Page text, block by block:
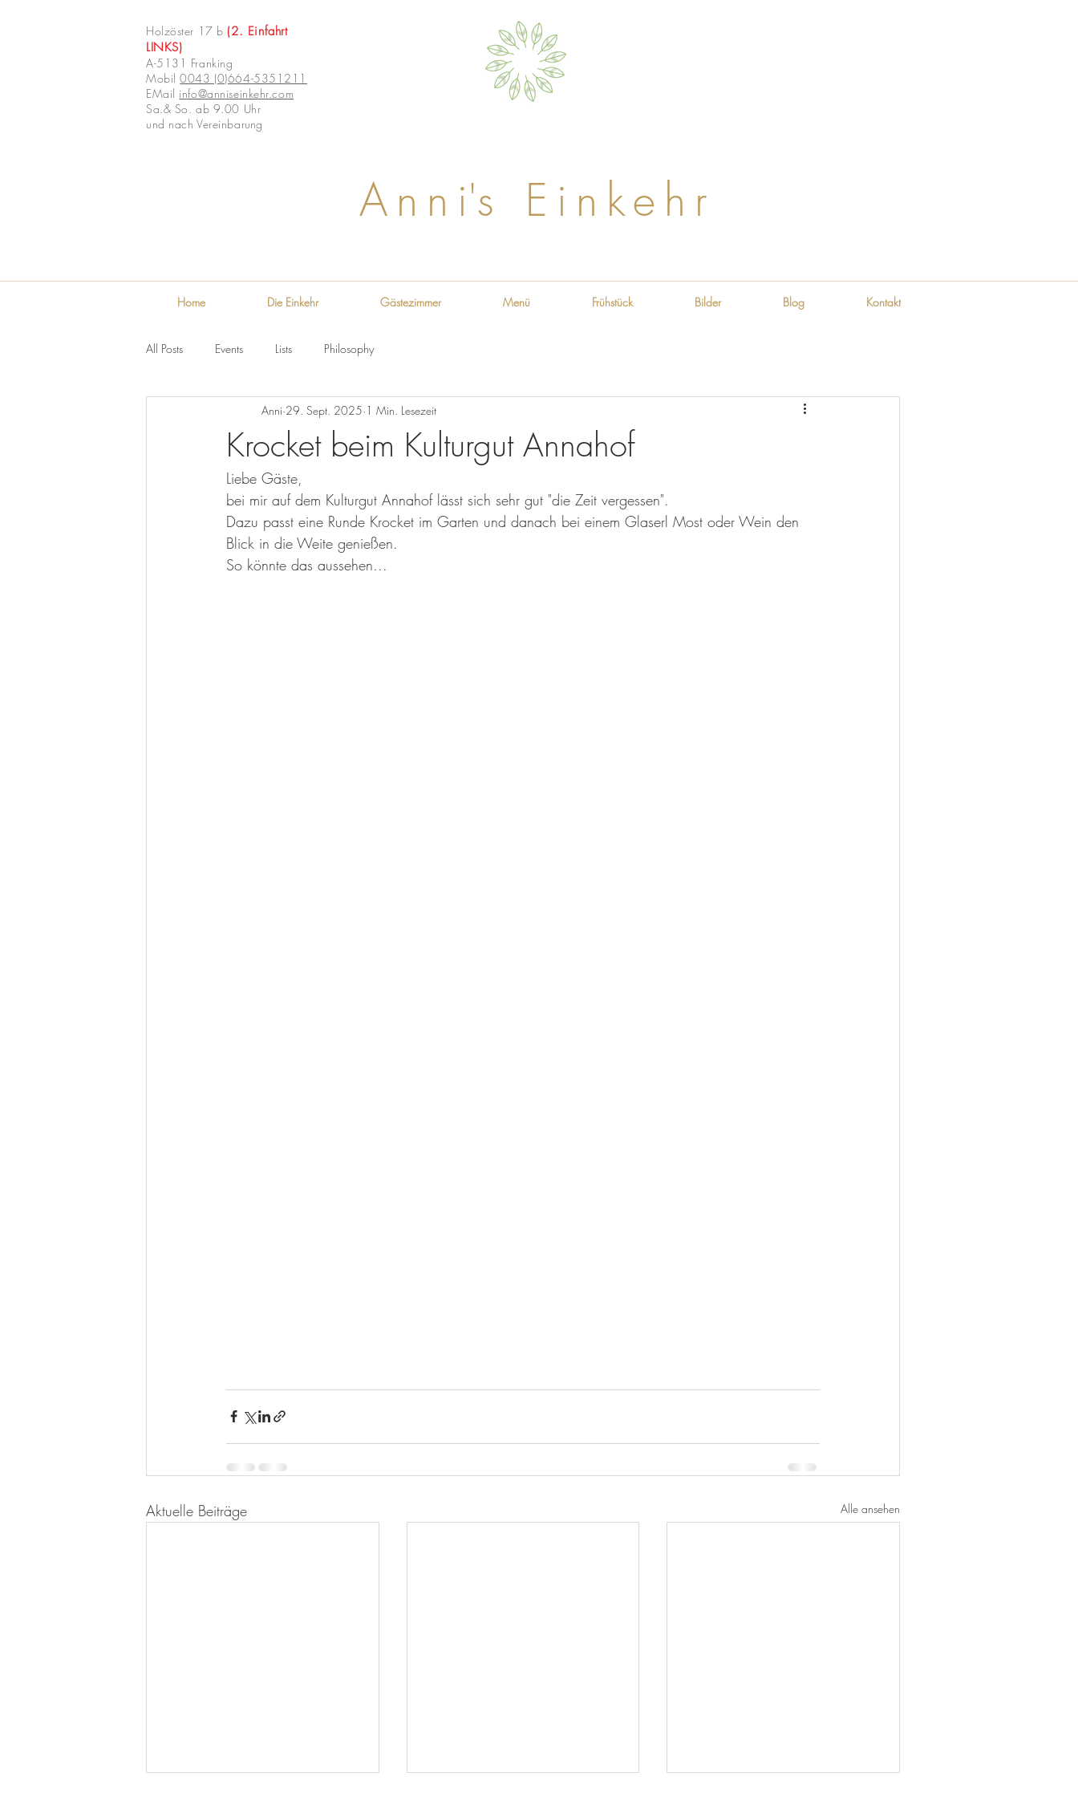
Holzöster 17 b (2. Einfahrt
LINKS)
A-5131 Franking
Mobil0043 (0)664-5351211
EMail info@anniseinkehr.com
Sa.& So. ab 9.00 Uhr
und nach Vereinbarung
Ann i's Einkehr
Home Die Einkehr Gästezimmer Menü Frühstück Bilder Blog Kontakt
All Posts Events Lists Philosophy
Krocket beim Kulturgut Annahof
Anni 29. Sept. 2025 1 Min. Lesezeit
Liebe Gäste,
bei mir auf dem Kulturgut Annahof lässt sich sehr gut "die Zeit vergessen".
Dazu passt eine Runde Krocket im Garten und danach bei einem Glaserl Most oder Wein den
Blick in die Weite genießen.
So könnte das aussehen...
Aktuelle Beiträge Alle ansehen